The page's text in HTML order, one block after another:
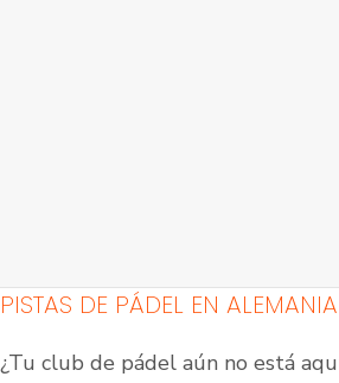
PISTAS DE PÁDEL EN ALEMANIA
¿Tu club de pádel aún no está